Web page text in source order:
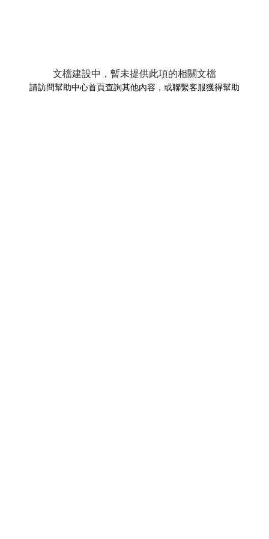
文檔建設中，暫未提供此項的相關文檔
請訪問幫助中心首頁查詢其他內容，或聯繫客服獲得幫助